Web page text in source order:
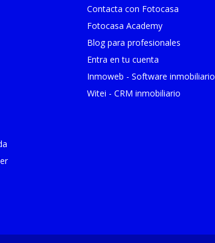
Contacta con Fotocasa
Fotocasa Academy
Blog para profesionales
Entra en tu cuenta
Inmoweb - Software inmobiliario
Witei - CRM inmobiliario